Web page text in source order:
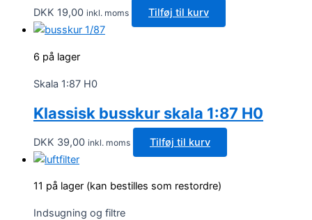
DKK 19,00 inkl. moms Tilføj til kurv
6 på lager
Skala 1:87 H0
Klassisk busskur skala 1:87 H0
DKK 39,00 inkl. moms Tilføj til kurv
11 på lager (kan bestilles som restordre)
Indsugning og filtre